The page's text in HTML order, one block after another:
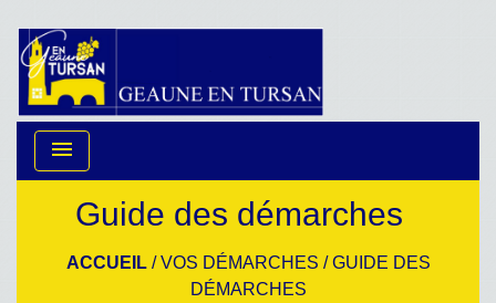
menu
Guide des démarches
ACCUEIL/VOS DÉMARCHES /GUIDE DES
DÉMARCHES